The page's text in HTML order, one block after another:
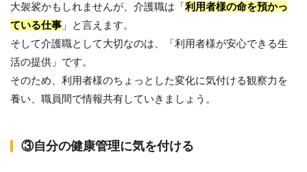
大袈裟かもしれませんが、介護職は「利用者様の命を預かっ
ている仕事 」と言えます。
そして介護職として大切なのは、「利用者様が安心できる生
活の提供」です。
そのため、利用者様のちょっとした変化に気付ける観察力を
養い、職員間で情報共有していきましょう。
③自分の健康管理に気を付ける